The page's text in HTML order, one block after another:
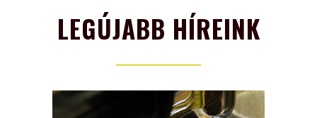
LEGÚJABB HÍREINK